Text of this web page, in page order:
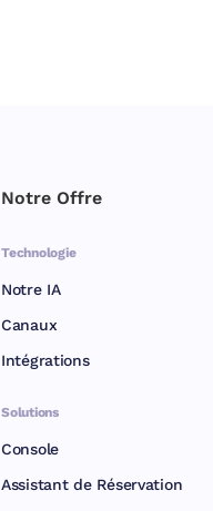
Notre Offre
Technologie
Notre IA
Canaux
Intégrations
Solutions
Console
Assistant de Réservation